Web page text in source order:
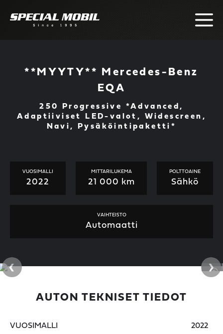
**MYYTY** Mercedes-Benz
EQA
250 Progressive *Advanced,
Adaptiiviset LED-valot, Widescreen,
Navi, Pysäköintipaketti*
VUOSIMALLI
2022
MITTARILUKEMA
21 000 km
POLTTOAINE
Sähkö
VAIHTEISTO
Automaatti
‹ ›
AUTON TEKNISET TIEDOT
VUOSIMALLI 2022